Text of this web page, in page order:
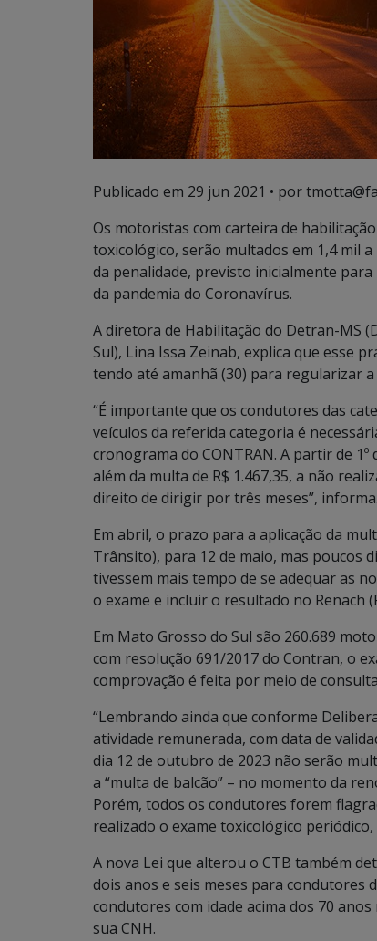
Publicado em 29 jun 2021 • por
Os motoristas com carteira de
toxicológico, serão multados em 1,4 mil
da penalidade, previsto inicialmente
da pandemia do Coronavírus.
A diretora de Habilitação do Detran-MS
Sul), Lina Issa Zeinab, explica que esse
tendo até amanhã (30) para regularizar a
“É importante que os condutores das
veículos da referida categoria é
cronograma do CONTRAN. A partir de
além da multa de R$ 1.467,35, a não
direito de dirigir por três meses”, informa.
Em abril, o prazo para a aplicação da
Trânsito), para 12 de maio, mas poucos
tivessem mais tempo de se adequar as
o exame e incluir o resultado no Renach
Em Mato Grosso do Sul são 260.689
com resolução 691/2017 do Contran, o
comprovação é feita por meio de
“Lembrando ainda que conforme
atividade remunerada, com data de
dia 12 de outubro de 2023 não serão
a “multa de balcão” – no momento da
Porém, todos os condutores forem
realizado o exame toxicológico
A nova Lei que alterou o CTB também
dois anos e seis meses para condutores
condutores com idade acima dos 70
sua CNH.